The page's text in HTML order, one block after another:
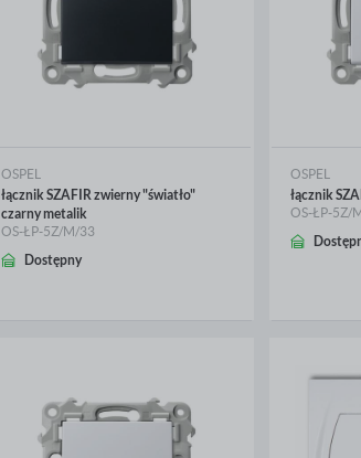
OSPEL
łącznik SZAFIR zwierny "światło"
czarny metalik
OS-ŁP-5Z/M/33
Dostępny
WIĘCEJ
OSPEL
łącznik
OS-ŁP-5Z/